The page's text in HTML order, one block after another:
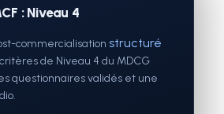
: Niveau 4
commercialisation structuré
de Niveau 4 du MDCG
questionnaires validés et une